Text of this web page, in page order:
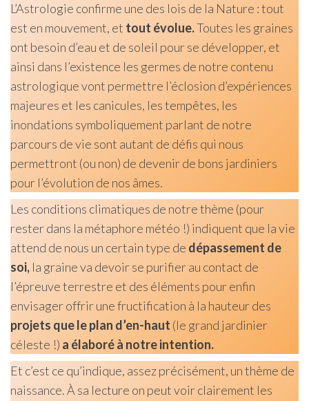
L’Astrologie confirme une des lois de la Nature : tout
est en mouvement, et tout évolue.Toutes les graines
ont besoin d’eau et de soleil pour se développer, et
ainsi dans l’existence les germes de notre contenu
astrologique vont permettre l’éclosion d’expériences
majeures et les canicules, les tempêtes, les
inondations symboliquement parlant de notre
parcours de vie sont autant de défis qui nous
permettront (ou non) de devenir de bons jardiniers
pour l’évolution de nos âmes.
Les conditions climatiques de notre thème (pour
rester dans la métaphore météo !) indiquent que la vie
attend de nous un certain type de dépassement de
soi, la graine va devoir se purifier au contact de
l’épreuve terrestre et des éléments pour enfin
envisager offrir une fructification à la hauteur des
projets que le plan d’en-haut (le grand jardinier
céleste !) a élaboré à notre intention.
Et c’est ce qu’indique, assez précisément, un thème de
naissance. À sa lecture on peut voir clairement les